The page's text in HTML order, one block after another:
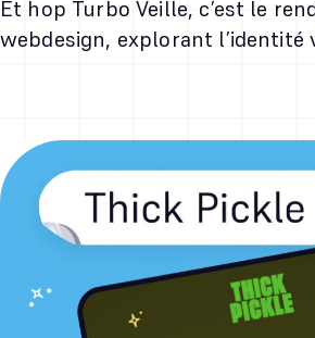
Et hop Turbo Veille, c’est le
webdesign, explorant